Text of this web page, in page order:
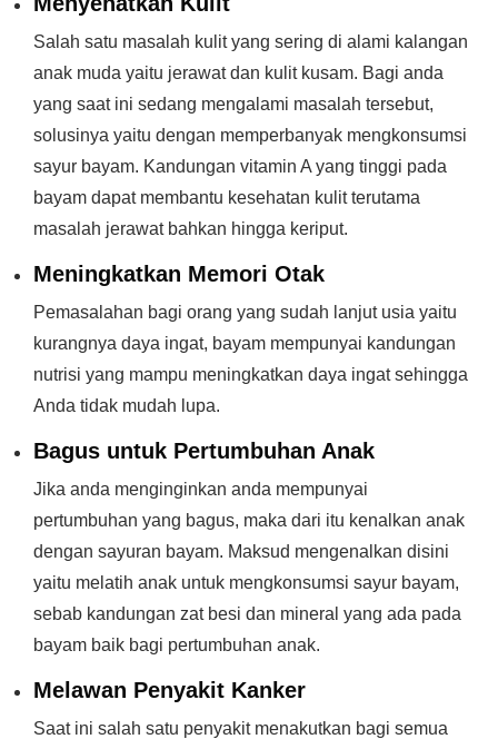
Salah satu masalah kulit yang sering di alami kalangan
anak muda yaitu jerawat dan kulit kusam. Bagi anda
yang saat ini sedang mengalami masalah tersebut,
solusinya yaitu dengan memperbanyak mengkonsumsi
sayur bayam. Kandungan vitamin A yang tinggi pada
bayam dapat membantu kesehatan kulit terutama
masalah jerawat bahkan hingga keriput.
Meningkatkan Memori Otak
Pemasalahan bagi orang yang sudah lanjut usia yaitu
kurangnya daya ingat, bayam mempunyai kandungan
nutrisi yang mampu meningkatkan daya ingat sehingga
Anda tidak mudah lupa.
Bagus untuk Pertumbuhan Anak
Jika anda menginginkan anda mempunyai
pertumbuhan yang bagus, maka dari itu kenalkan anak
dengan sayuran bayam. Maksud mengenalkan disini
yaitu melatih anak untuk mengkonsumsi sayur bayam,
sebab kandungan zat besi dan mineral yang ada pada
bayam baik bagi pertumbuhan anak.
Melawan Penyakit Kanker
Saat ini salah satu penyakit menakutkan bagi semua